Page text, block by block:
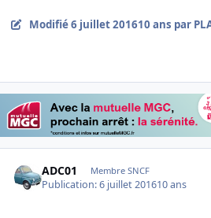
Modifié6 juillet 201610 ans par
ADC01 Membre SNCF
Publication:6 juillet 201610 ans